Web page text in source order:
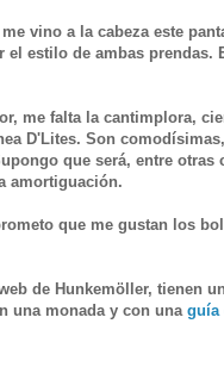
vino a la cabeza este
estilo de ambas prendas.
me falta la cantimplora,
D'Lites. Son
que será, entre otras
amortiguación.
que me gustan los
de Hunkemöller, tienen
una monada y con unaguía